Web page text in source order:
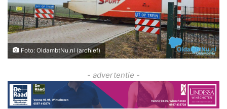
Foto: OldambtNu.nl (archief)
- advertentie -